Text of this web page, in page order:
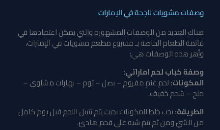
وصفات مشويات ناجحة في الإمارات
هناك العديد من الوصفات المشهورة والتي يمكن اعتمادها في
قائمة الطعام الخاصة بـ مشروع مطعم مشويات في الإمارات،
وأِهر هذه الوصفات هي:
وصفة كباب لحم اماراتي:
المكونات:لحم غنم مفروم – بصل – ثوم – بهارات مشاوي –
ملح – شحم خفيف.
الطريقة:يجب خلط المكونات بحيث يتم تتبيل اللحم قبل يوم كامل
من الشيّ ومن ثم يتم شيه على فحم هادئ.